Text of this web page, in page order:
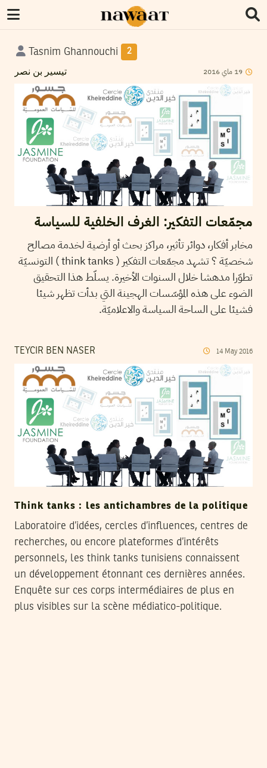
Tasnim Ghannouchi 2
تيسير بن نصر 19 ماي2016
مجمّعات التفكير: الغرف الخلفية للسياسة
مخابر أفكار، دوائر تأثير، مراكز بحث أو أرضية لخدمة مصالح
شخصيّة ؟ تشهد مجمّعات التفكير ( think tanks ) التونسيّة
تطوّرا مدهشا خلال السنوات الأخيرة. يسلّط هذا التحقيق
الضوء على هذه المؤسّسات الهجينة التي بدأت تظهر شيئا
فشيئا على الساحة السياسة والاعلاميّة.
TEYCIR BEN NASER 14 May 2016
Think tanks : les antichambres de la politique
Laboratoire d’idées, cercles d’influences, centres de
recherches, ou encore plateformes d’intérêts
personnels, les think tanks tunisiens connaissent
un développement étonnant ces dernières années.
Enquête sur ces corps intermédiaires de plus en
plus visibles sur la scène médiatico-politique.